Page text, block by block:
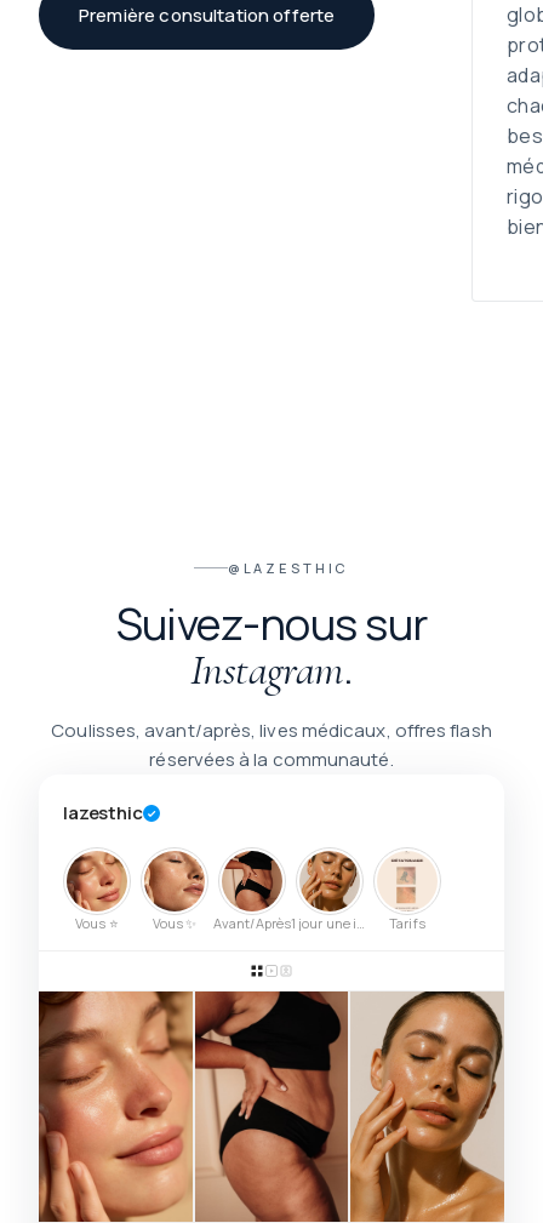
Première consultation offerte
@LAZESTHIC
Suivez-nous sur
Instagram.
Coulisses, avant/après, lives médicaux, offres flash
réservées à la communauté.
lazesthic
Vous ⭐ Vous ✨ Avant/Après 1 jour une in… Tarifs